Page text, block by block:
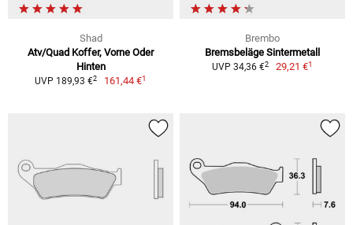
Shad
Atv/Quad Koffer, Vorne Oder
Hinten
UVP 189,93 €2 161,44 €1
Brembo
Bremsbeläge Sintermetall
UVP 34,36 €2 29,21 €1